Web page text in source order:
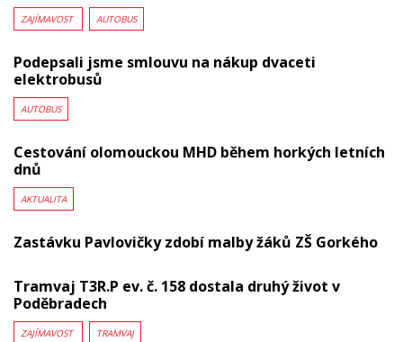
ZAJÍMAVOST AUTOBUS
Podepsali jsme smlouvu na nákup dvaceti
elektrobusů
AUTOBUS
Cestování olomouckou MHD během horkých letních
dnů
AKTUALITA
Zastávku Pavlovičky zdobí malby žáků ZŠ Gorkého
Tramvaj T3R.P ev. č. 158 dostala druhý život v
Poděbradech
ZAJÍMAVOST TRAMVAJ